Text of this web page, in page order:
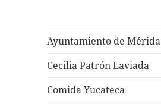
Ayuntamiento de Mérida
Cecilia Patrón Laviada
Comida Yucateca